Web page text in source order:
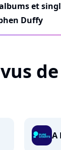
et
Duffy
A